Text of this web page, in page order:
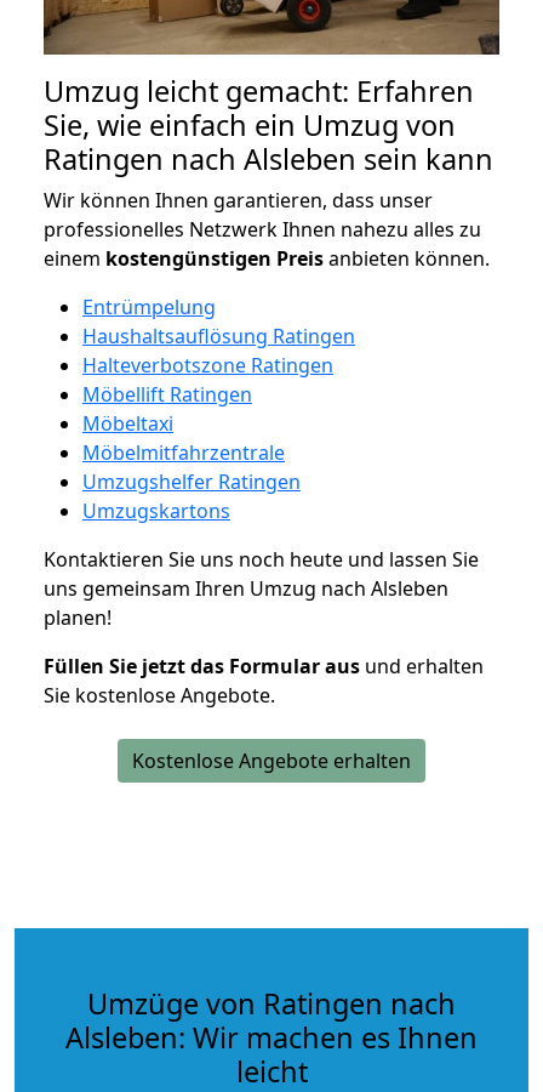
Umzug leicht gemacht: Erfahren
Sie, wie einfach ein Umzug von
Ratingen nach Alsleben sein kann
Wir können Ihnen garantieren, dass unser
professionelles Netzwerk Ihnen nahezu alles zu
einem kostengünstigen Preisanbieten können.
Entrümpelung
Haushaltsauflösung Ratingen
Halteverbotszone Ratingen
Möbellift Ratingen
Möbeltaxi
Möbelmitfahrzentrale
Umzugshelfer Ratingen
Umzugskartons
Kontaktieren Sie uns noch heute und lassen Sie
uns gemeinsam Ihren Umzug nach Alsleben
planen!
Füllen Sie jetzt das Formular aus und erhalten
Sie kostenlose Angebote.
Kostenlose Angebote erhalten
Umzüge von Ratingen nach
Alsleben: Wir machen es Ihnen
leicht